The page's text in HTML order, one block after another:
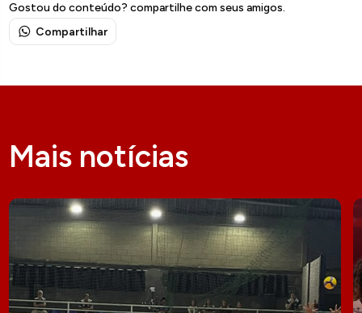
Gostou do conteúdo? compartilhe com seus amigos.
Compartilhar
Mais notícias